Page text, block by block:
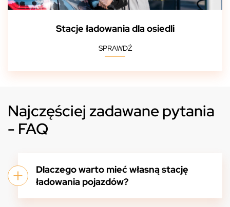
Stacje ładowania dla osiedli
SPRAWDŹ
Najczęściej zadawane pytania
- FAQ
Dlaczego warto mieć własną stację
ładowania pojazdów?